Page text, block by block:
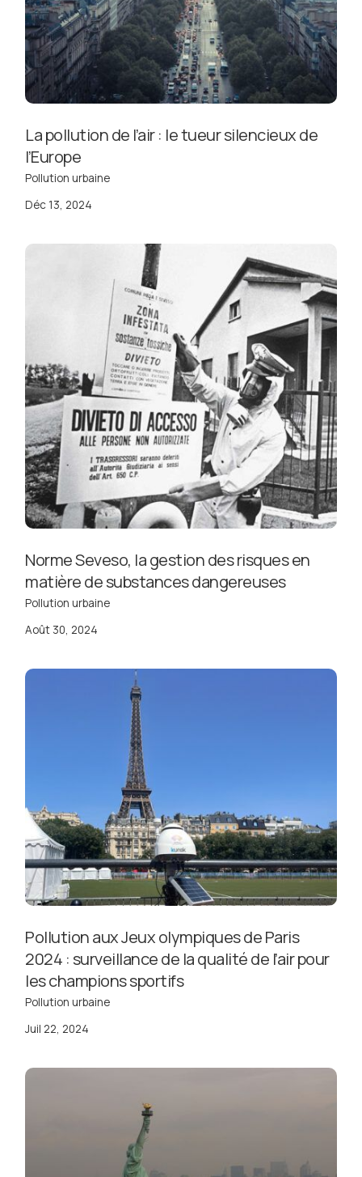
La pollution de l’air : le tueur silencieux de
l’Europe
Pollution urbaine
Déc 13, 2024
Norme Seveso, la gestion des risques en
matière de substances dangereuses
Pollution urbaine
Août 30, 2024
Pollution aux Jeux olympiques de Paris
2024 : surveillance de la qualité de l’air pour
les champions sportifs
Pollution urbaine
Juil 22, 2024